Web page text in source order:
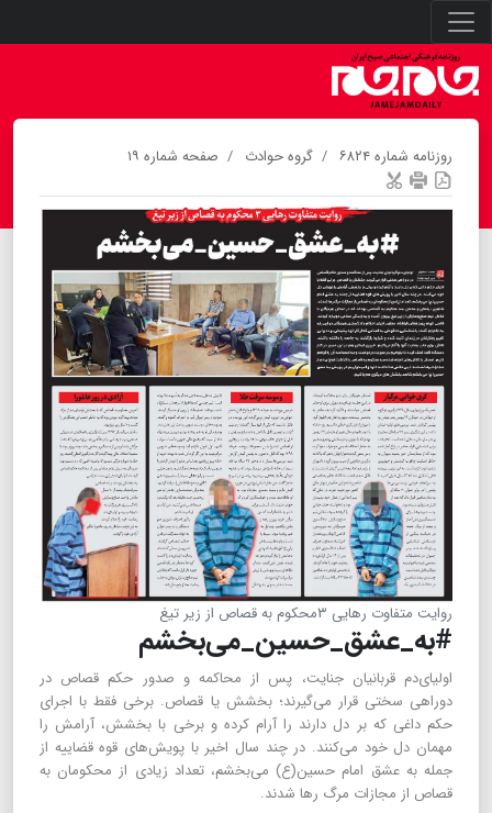
روزنامه شماره ۶۸۲۴ گروه حوادث صفحه شماره ۱۹
روایت متفاوت رهایی ۳محکوم به قصاص از زیر تیغ
#به_عشق_حسین_می‌بخشم
اولیای‌دم قربانیان جنایت، پس از محاکمه و صدور حکم قصاص در
دوراهی سختی قرار می‌گیرند؛ بخشش یا قصاص. برخی فقط با اجرای
حکم داغی که بر دل دارند را آرام کرده و برخی با بخشش، آرامش را
مهمان دل خود می‌کنند. در چند سال اخیر با پویش‌های قوه قضاییه از
جمله به عشق امام حسین(ع) می‌بخشم، تعداد زیادی از محکومان به
قصاص از مجازات مرگ رها شدند.